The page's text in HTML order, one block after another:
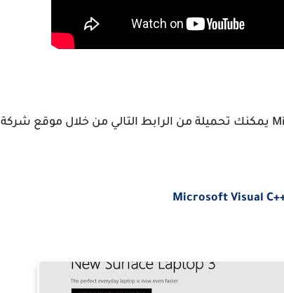
بعدها ستحتاج الي برنامج Microsoft Visual C++ 2015 يمكنك تحميلة من الرابط التالي من خلال موقع شركة
Microsoft Visual